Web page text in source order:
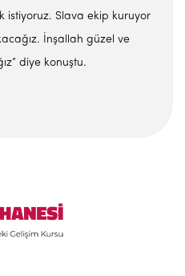
istiyoruz. Slava ekip kuruyor
İnşallah güzel ve
diye konuştu.